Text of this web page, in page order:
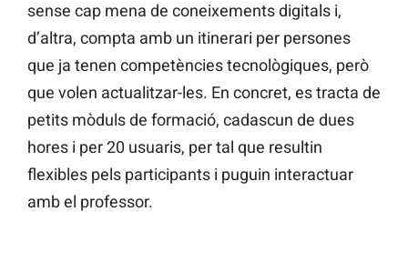
sense cap mena de coneixements digitals i,
d’altra, compta amb un itinerari per persones
que ja tenen competències tecnològiques, però
que volen actualitzar-les. En concret, es tracta de
petits mòduls de formació, cadascun de dues
hores i per 20 usuaris, per tal que resultin
flexibles pels participants i puguin interactuar
amb el professor.